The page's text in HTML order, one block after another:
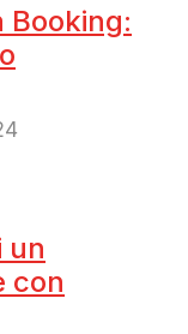
Booking:
un
con